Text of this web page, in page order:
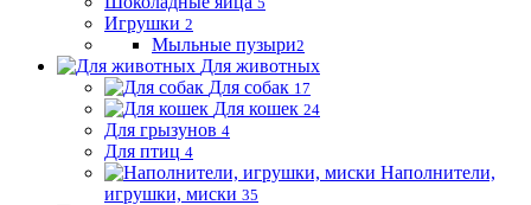
Игрушки 2
Мыльные пузыри2
Для животных
Для собак 17
Для кошек 24
Для грызунов 4
Для птиц 4
Наполнители,
игрушки, миски 35